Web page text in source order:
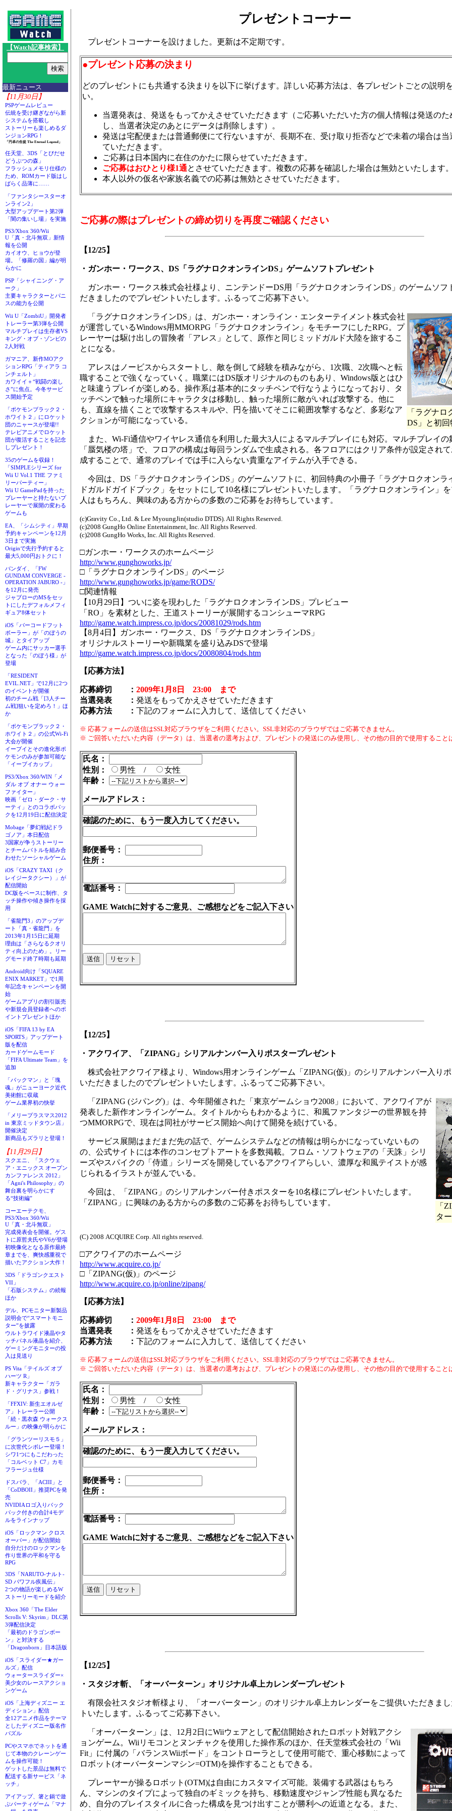
【Watch記事検索】
最新ニュース
【11月30日】
PSPゲームレビュー
伝統を受け継ぎながら新
システムを搭載し
ストーリーも楽しめるダ
ンジョンRPG！
「円卓の生徒 The Eternal Legend」
任天堂、3DS「とびだせ
どうぶつの森」
フラッシュメモリ仕様の
ため、ROMカード版はし
ばらく品薄に……
「ファンタシースターオ
ンライン2」
大型アップデート第2弾
「闇の集いし場」を実施
PS3/Xbox 360/Wii
U「真・北斗無双」新情
報を公開
カイオウ、ヒョウが登
場。「修羅の国」編が明
らかに
PSP「シャイニング・ア
ーク」
主要キャラクターとパニ
スの能力を公開
Wii U「ZombiU」開発者
トレーラー第3弾を公開
マルチプレイは生存者VS
キング・オブ・ゾンビの
2人対戦
ガマニア、新作MOアク
ションRPG「ティアラ コ
ンチェルト」
カワイイ＋“戦闘の楽し
さ”に焦点。今冬サービ
ス開始予定
「ポケモンブラック２・
ホワイト２」にロケット
団のニャースが登場!!
テレビアニメでロケット
団が復活することを記念
しプレゼント！
35のゲームを収録！
「SIMPLEシリーズ for
Wii U Vol.1 THE ファミ
リーパーティー」
Wii U GamePadを持った
プレーヤーと持たないプ
レーヤーで展開の変わる
ゲームも
EA、「シムシティ」早期
予約キャンペーンを12月
3日まで実施
Originで先行予約すると
最大5,000円おトクに！
バンダイ、「FW
GUNDAM CONVERGE -
OPERATION JABURO -」
を12月に発売
ジャブローのMSをセッ
トにしたデフォルメフィ
ギュア8体セット
iOS「バーコードフット
ボーラー」が「のぼうの
城」とタイアップ
ゲーム内にサッカー選手
となった「のぼう様」が
登場
「RESIDENT
EVIL.NET」で12月に2つ
のイベントが開催
初のチーム戦「[3人チー
ム戦]狙いを定めろ！」ほ
か
「ポケモンブラック２・
ホワイト２」の公式Wi-Fi
大会が開催
イーブイとその進化形ポ
ケモンのみが参加可能な
「イーブイカップ」
PS3/Xbox 360/WIN「メ
ダル オブ オナー ウォー
ファイター」
映画「ゼロ・ダーク・サ
ーティ」とのコラボパッ
クを12月19日に配信決定
Mobage「夢幻戦紀ドラ
ゴノア」本日配信
3国家が争うストーリー
とチームバトルを組み合
わせたソーシャルゲーム
iOS「CRAZY TAXI（ク
レイジータクシー）」が
配信開始
DC版をベースに制作、タ
ッチ操作や傾き操作を採
用
「雀龍門3」のアップデ
ート「真・雀龍門」を
2013年1月15日に延期
理由は「さらなるクオリ
ティ向上のため」。リー
グモード終了時期も延期
Android向け「SQUARE
ENIX MARKET」で1周
年記念キャンペーンを開
始
ゲームアプリの割引販売
や新規会員登録者へのポ
イントプレゼントほか
iOS「FIFA 13 by EA
SPORTS」アップデート
版を配信
カードゲームモード
「FIFA Ultimate Team」を
追加
「パックマン」と「塊
魂」がニューヨーク近代
美術館に収蔵
ゲーム業界初の快挙
「メリープラスマス2012
in 東京ミッドタウン店」
開催決定
新商品もズラリと登場！
【11月29日】
スクエニ、「スクウェ
ア・エニックス オープン
カンファレンス 2012」
「Agni's Philosophy」の
舞台裏を明らかにす
る“技術編”
コーエーテクモ、
PS3/Xbox 360/Wii
U「真・北斗無双」
完成発表会を開催。ゲス
トに原哲夫氏やV6が登場
初映像化となる原作最終
章までを、爽快感重視で
描いたアクション大作！
3DS「ドラゴンクエスト
VII」
「石版システム」の続報
ほか
デル、PCモニター新製品
説明会で“スマートモニ
ター”を披露
ウルトラワイド液晶やタ
ッチパネル液晶を紹介、
ゲーミングモニターの投
入は見送り
PS Vita「テイルズ オブ
ハーツ R」
新キャラクター「ガラ
ド・グリナス」参戦！
「FFXIV: 新生エオルゼ
ア」トレーラー公開
「続・黒衣森 ウォークス
ルー」の映像が明らかに
「グランツーリスモ５」
に次世代シボレー登場！
シワ1つにもこだわった
「コルベット C7」カモ
フラージュ仕様
ドスパラ、「ACIII」と
「CoDBOII」推奨PCを発
売
NVIDIAロゴ入りバック
パック付きの合計4モデ
ルをラインナップ
iOS「ロックマン クロス
オーバー」が配信開始
自分だけのロックマンを
作り世界の平和を守る
RPG
3DS「NARUTO-ナルト-
SD パワフル疾風伝」
2つの物語が楽しめるW
ストーリーモードを紹介
Xbox 360「The Elder
Scrolls V: Skyrim」DLC第
3弾配信決定
「最初のドラゴンボー
ン」と対決する
「Dragonborn」日本語版
iOS「スライダー★ガー
ルズ」配信
ウォータースライダー×
美少女のレースアクショ
ンゲーム
iOS「上海ディズニー エ
ディション」配信
全12アニメ作品をテーマ
としたディズニー版名作
パズル
PCやスマホでネットを通
じて本物のクレーンゲー
ムを操作可能！
ゲットした景品は無料で
配送する新サービス「ネ
ッチ」
アイアップ、箸と鍋で遊
ぶパーティゲーム「マナ
プレゼントコーナー
プレゼントコーナーを設けました。更新は不定期です。
●プレゼント応募の決まり
どのプレゼントにも共通する決まりを以下に挙げます。詳しい応募方法は、各プレゼントごとの説明
い。
当選発表は、発送をもってかえさせていただきます（ご応募いただいた方の個人情報は発送のた
し、当選者決定のあとにデータは削除します）。
発送は宅配便または普通郵便にて行ないますが、長期不在、受け取り拒否などで未着の場合は
ていただきます。
ご応募は日本国内に在住のかたに限らせていただきます。
ご応募はおひとり様1通とさせていただきます。複数の応募を確認した場合は無効といたします。
本人以外の仮名や家族名義での応募は無効とさせていただきます。
ご応募の際はプレゼントの締め切りを再度ご確認ください
【12/25】
・ガンホー・ワークス、DS「ラグナロクオンラインDS」ゲームソフトプレゼント
ガンホー・ワークス株式会社様より、ニンテンドーDS用「ラグナロクオンラインDS」のゲームソフ
だきましたのでプレゼントいたします。ふるってご応募下さい。
「ラグナロ
DS」と初
「ラグナロクオンラインDS」は、ガンホー・オンライン・エンターテイメント株式会社
が運営しているWindows用MMORPG「ラグナロクオンライン」をモチーフにしたRPG。プ
レーヤーは駆け出しの冒険者「アレス」として、原作と同じミッドガルド大陸を旅するこ
とになる。
アレスはノービスからスタートし、敵を倒して経験を積みながら、1次職、2次職へと転
職することで強くなっていく。職業にはDS版オリジナルのものもあり、Windows版とはひ
と味違うプレイが楽しめる。操作系は基本的にタッチペンで行なうようになっており、タ
ッチペンで触った場所にキャラクタは移動し、触った場所に敵がいれば攻撃する。他に
も、直線を描くことで攻撃するスキルや、円を描いてそこに範囲攻撃するなど、多彩なア
クションが可能になっている。
また、Wi-Fi通信やワイヤレス通信を利用した最大3人によるマルチプレイにも対応。マルチプレイの
「蜃気楼の塔」で、フロアの構成は毎回ランダムで生成される。各フロアにはクリア条件が設定され
成することで、通常のプレイでは手に入らない貴重なアイテムが入手できる。
今回は、DS「ラグナロクオンラインDS」のゲームソフトに、初回特典の小冊子「ラグナロクオンラ
ドガルドガイドブック」をセットにして10名様にプレゼントいたします。「ラグナロクオンライン」
人はもちろん、興味のある方からの多数のご応募をお待ちしています。
(c)Gravity Co., Ltd. & Lee MyoungJin(studio DTDS). All Rights Reserved.
(c)2008 GungHo Online Entertainment, Inc. All Rights Reserved.
(c)2008 GungHo Works, Inc. All Rights Reserved.
□ガンホー・ワークスのホームページ
http://www.gunghoworks.jp/
□「ラグナロクオンラインDS」のページ
http://www.gunghoworks.jp/game/RODS/
□関連情報
【10月29日】ついに姿を現わした「ラグナロクオンラインDS」プレビュー
「RO」を素材とした、王道ストーリーが展開するコンシューマRPG
http://game.watch.impress.co.jp/docs/20081029/rods.htm
【8月4日】ガンホー・ワークス、DS「ラグナロクオンラインDS」
オリジナルストーリーや新職業を盛り込みDSで登場
http://game.watch.impress.co.jp/docs/20080804/rods.htm
【応募方法】
応募締切 ： 2009年1月8日 23:00 まで
当選発表 ： 発送をもってかえさせていただきます
応募方法 ： 下記のフォームに入力して、送信してください
※ 応募フォームの送信はSSL対応ブラウザをご利用ください。SSL非対応のブラウザではご応募できません。
※ ご回答いただいた内容（データ）は、当選者の選考および、プレゼントの発送にのみ使用し、その他の目的で使用すること
氏名：
性別：
男性 /
女性
年齢：
メールアドレス：
確認のために、もう一度入力してください。
郵便番号：
住所：
電話番号：
GAME Watchに対するご意見、ご感想などをご記入下さい
【12/25】
・アクワイア、「ZIPANG」シリアルナンバー入りポスタープレゼント
株式会社アクワイア様より、Windows用オンラインゲーム「ZIPANG(仮)」のシリアルナンバー入り
いただきましたのでプレゼントいたします。ふるってご応募下さい。
「
ター
「ZIPANG (ジパング)」は、今年開催された「東京ゲームショウ2008」において、アクワイアが
発表した新作オンラインゲーム。タイトルからもわかるように、和風ファンタジーの世界観を持
つMMORPGで、現在は同社がサービス開始へ向けて開発を続けている。
サービス展開はまだまだ先の話で、ゲームシステムなどの情報は明らかになっていないもの
の、公式サイトには本作のコンセプトアートを多数掲載。フロム・ソフトウェアの「天誅」シリ
ーズやスパイクの「侍道」シリーズを開発しているアクワイアらしい、濃厚な和風テイストが感
じられるイラストが並んでいる。
今回は、「ZIPANG」のシリアルナンバー付きポスターを10名様にプレゼントいたします。
「ZIPANG」に興味のある方からの多数のご応募をお待ちしています。
(C) 2008 ACQUIRE Corp. All rights reserved.
□アクワイアのホームページ
http://www.acquire.co.jp/
□「ZIPANG(仮)」のページ
http://www.acquire.co.jp/online/zipang/
【応募方法】
応募締切 ： 2009年1月8日 23:00 まで
当選発表 ： 発送をもってかえさせていただきます
応募方法 ： 下記のフォームに入力して、送信してください
※ 応募フォームの送信はSSL対応ブラウザをご利用ください。SSL非対応のブラウザではご応募できません。
※ ご回答いただいた内容（データ）は、当選者の選考および、プレゼントの発送にのみ使用し、その他の目的で使用すること
氏名：
性別：
男性 /
女性
年齢：
メールアドレス：
確認のために、もう一度入力してください。
郵便番号：
住所：
電話番号：
GAME Watchに対するご意見、ご感想などをご記入下さい
【12/25】
・スタジオ斬、「オーバーターン」オリジナル卓上カレンダープレゼント
有限会社スタジオ斬様より、「オーバーターン」のオリジナル卓上カレンダーをご提供いただきま
トいたします。ふるってご応募下さい。
「オーバーターン」は、12月2日にWiiウェアとして配信開始されたロボット対戦アクシ
ョンゲーム。Wiiリモコンとヌンチャクを使用した操作系のほか、任天堂株式会社の「Wii
Fit」に付属の「バランスWiiボード」をコントローラとして使用可能で、重心移動によって
ロボット(オーバーターンマシン=OTM)を操作することもできる。
プレーヤーが操るロボット(OTM)は自由にカスタマイズ可能。装備する武器はもちろ
ん、マシンのタイプによって独自のギミックを持ち、移動速度やジャンプ性能も異なるた
め、自分のプレイスタイルに合った構成を見つけ出すことが勝利への近道となる。また、